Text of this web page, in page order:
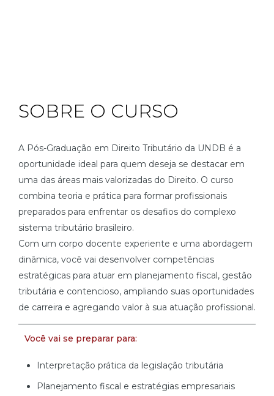
SOBRE O CURSO
A Pós-Graduação em Direito Tributário da UNDB é a
oportunidade ideal para quem deseja se destacar em
uma das áreas mais valorizadas do Direito. O curso
combina teoria e prática para formar profissionais
preparados para enfrentar os desafios do complexo
sistema tributário brasileiro.
Com um corpo docente experiente e uma abordagem
dinâmica, você vai desenvolver competências
estratégicas para atuar em planejamento fiscal, gestão
tributária e contencioso, ampliando suas oportunidades
de carreira e agregando valor à sua atuação profissional.
Você vai se preparar para:
Interpretação prática da legislação tributária
Planejamento fiscal e estratégias empresariais